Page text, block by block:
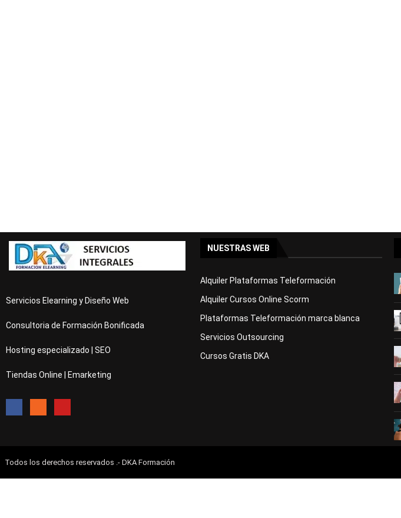
Servicios Elearning y Diseño Web
Consultoria de Formación Bonificada
Hosting especializado | SEO
Tiendas Online | Emarketing
NUESTRAS WEB
Alquiler Plataformas Teleformación
Alquiler Cursos Online Scorm
Plataformas Teleformación marca blanca
Servicios Outsourcing
Cursos Gratis DKA
Todos los derechos reservados .- DKA Formación